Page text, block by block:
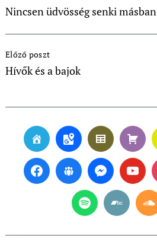
Nincsen üdvösség senki másban
Navigation
Előző poszt
Hívők és a bajok